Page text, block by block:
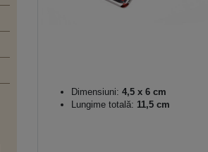
Dimensiuni: 4,5 x 6 cm
Lungime totală: 11,5 cm